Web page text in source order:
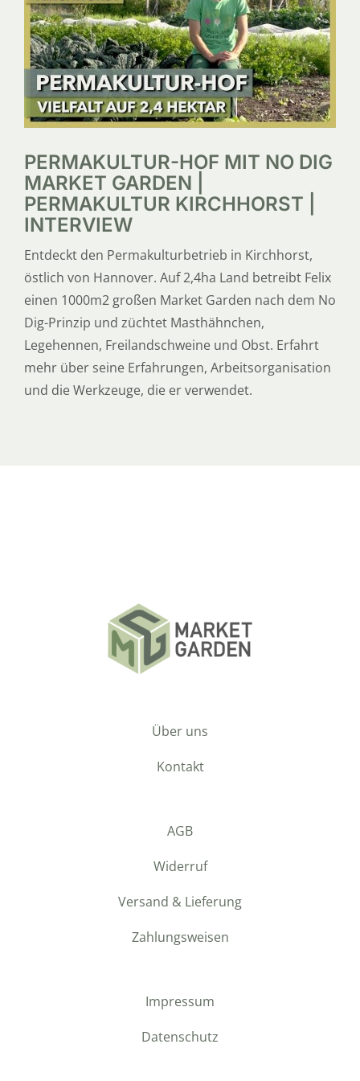
SERVICE
ÜBER UNS
PERMAKULTUR-HOF MIT NO DIG
MARKET GARDEN |
PERMAKULTUR KIRCHHORST |
INTERVIEW
Entdeckt den Permakulturbetrieb in Kirchhorst,
östlich von Hannover. Auf 2,4ha Land betreibt Felix
einen 1000m2 großen Market Garden nach dem No
Dig-Prinzip und züchtet Masthähnchen,
Legehennen, Freilandschweine und Obst. Erfahrt
mehr über seine Erfahrungen, Arbeitsorganisation
und die Werkzeuge, die er verwendet.
Über uns
Kontakt
AGB
Widerruf
Versand & Lieferung
Zahlungsweisen
Impressum
Datenschutz